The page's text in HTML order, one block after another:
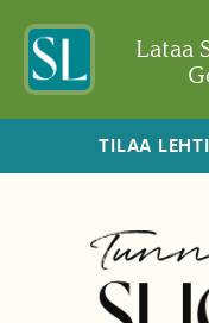
Lataa
TILAA LEHTI